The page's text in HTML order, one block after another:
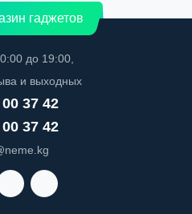
гаджетов
до 19:00,
и выходных
37 42
37 42